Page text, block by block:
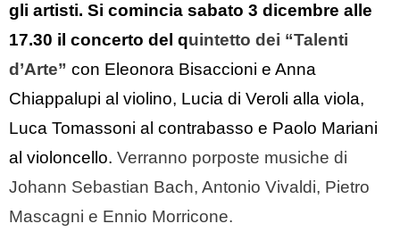
gli artisti. Si comincia sabato 3 dicembre alle
17.30 il concerto del quintetto dei “Talenti
d’Arte” con Eleonora Bisaccioni e Anna
Chiappalupi al violino, Lucia di Veroli alla viola,
Luca Tomassoni al contrabasso e Paolo Mariani
al violoncello. Verranno porposte musiche di
Johann Sebastian Bach, Antonio Vivaldi, Pietro
Mascagni e Ennio Morricone.